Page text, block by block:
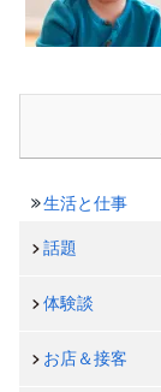
生活と仕事
話題
体験談
お店＆接客